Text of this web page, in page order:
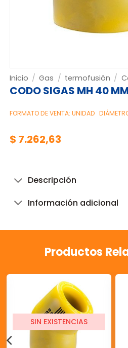
Inicio / Gas / termofusión /
CODO SIGAS MH 40
FORMATO DE VENTA: UNIDAD
$ 7.262,63
Descripción
Información adicional
Productos
SIN EXISTENCIAS